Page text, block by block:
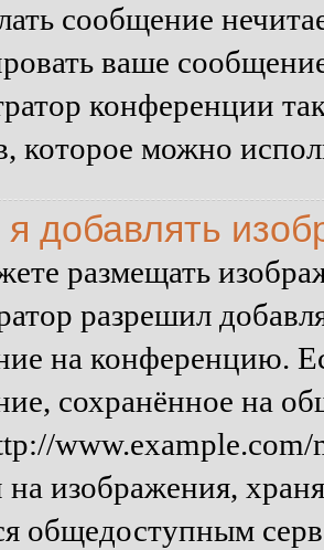
сообщение
ваше
конференции
которое можно
я добавлять
размещать
разрешил
на конференцию.
сохранённое на
на изображения,
общедоступным